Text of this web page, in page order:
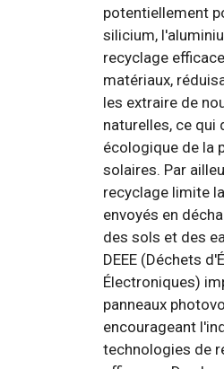
potentiellement
silicium,
recyclage
matériaux,
les extraire de
naturelles, ce qui
écologique de la
solaires. Par
recyclage limite
envoyés en
des sols et des
DEEE (Déchets
Électroniques)
panneaux
encourageant
technologies de